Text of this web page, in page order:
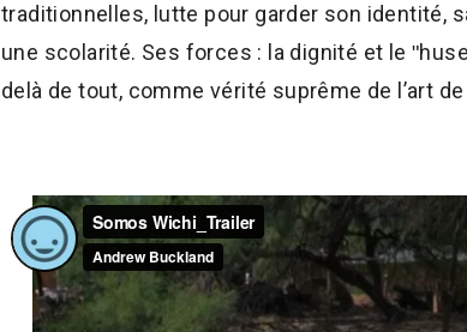
traditionnelles, lutte pour garder son identité,
une scolarité. Ses forces : la dignité et le
delà de tout, comme vérité suprême de l’art